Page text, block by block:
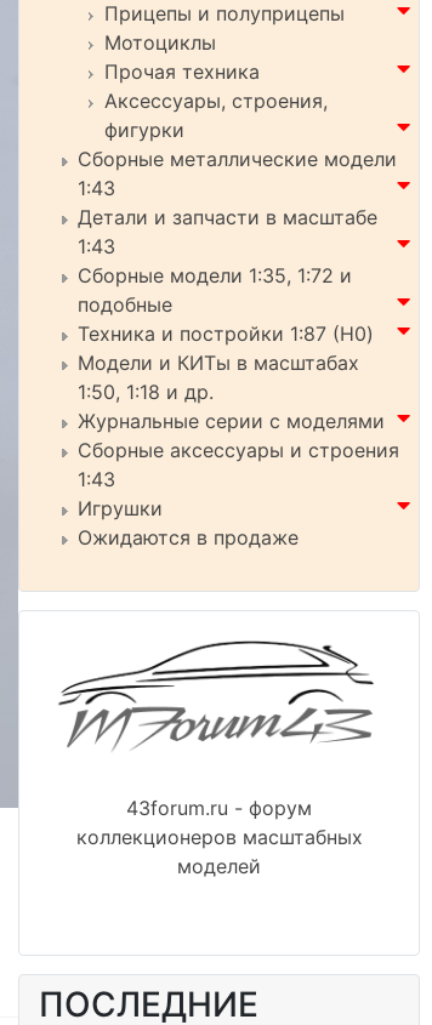
Прицепы и полуприцепы
Мотоциклы
Прочая техника
Аксессуары, строения,
фигурки
Сборные металлические модели
1:43
Детали и запчасти в масштабе
1:43
Сборные модели 1:35, 1:72 и
подобные
Техника и постройки 1:87 (H0)
Модели и КИТы в масштабах
1:50, 1:18 и др.
Журнальные серии с моделями
Сборные аксессуары и строения
1:43
Игрушки
Ожидаются в продаже
43forum.ru - форум
коллекционеров масштабных
моделей
ПОСЛЕДНИЕ